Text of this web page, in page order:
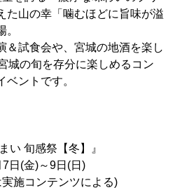
た山の幸「噛むほどに旨味が溢
＆試食会や、宮城の地酒を楽し
城の旬を存分に楽しめるコン
ントです。
旬感祭【冬】』
(金)～9日(日)
ンテンツによる)